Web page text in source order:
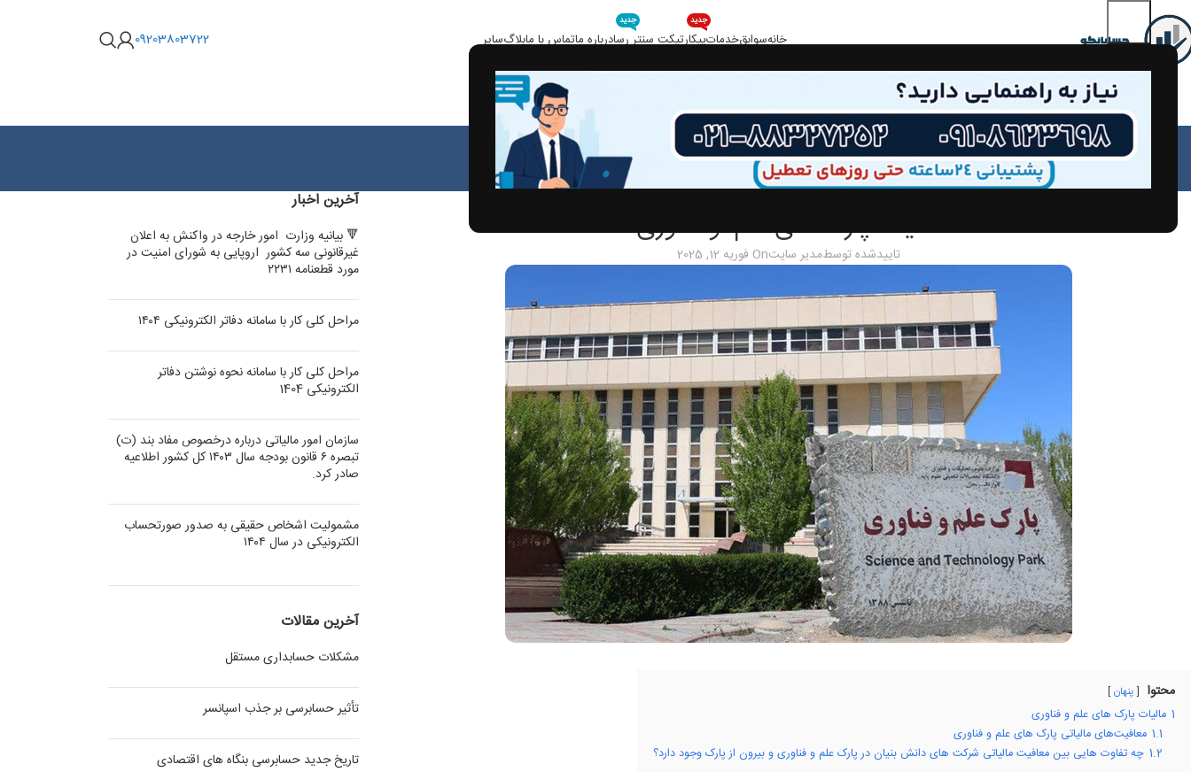
خانهسوابقخدماتپیکار
جدید
تیکت سنتر رسا
جدید
درباره ماتماس با مابلاگسایر 09203803722
بلاگ
مقالات
مالیات پارک های علم و فناوری
تاییدشده توسطمدیر سایتOn فوریه 12, 2025
محتوا پنهان
1 مالیات پارک های علم و فناوری
1.1 معافیت‌های مالیاتی پارک‌ های علم و فناوری
1.2 چه تفاوت هایی بین معافیت مالیاتی شرکت های دانش بنیان در پارک علم و فناوری و بیرون از پارک وجود دارد؟
آخرین اخبار
🔻 بیانیه وزارت امور خارجه در واکنش به اعلان
غیرقانونی سه کشور اروپایی به شورای امنیت در
مورد قطعنامه ۲۲۳۱
مراحل کلی کار با سامانه دفاتر الکترونیکی ۱۴۰۴
مراحل کلی کار با سامانه نحوه نوشتن دفاتر
الکترونیکی 1404
سازمان امور مالیاتی درباره درخصوص مفاد بند (ت)
تبصره ۶ قانون بودجه سال ۱۴۰۳ کل کشور اطلاعیه
صادر کرد.
مشمولیت اشخاص حقیقی به صدور صورتحساب
الکترونیکی در سال ۱۴۰۴
آخرین مقالات
مشکلات حسابداری مستقل
تأثیر حسابرسی بر جذب اسپانسر
تاریخ جدید حسابرسی بنگاه های اقتصادی